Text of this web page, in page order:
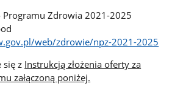
Programu Zdrowia 2021-2025
web/zdrowie/npz-2021-2025
się z Instrukcją złożenia oferty za
załączoną poniżej.